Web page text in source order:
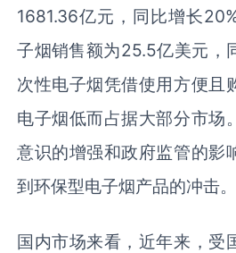
1681.36亿元，同比增长
子烟销售额为25.5亿美元，
次性电子烟凭借使用方便且
电子烟低而占据大部分市场
意识的增强和政府监管的影
到环保型电子烟产品的冲击。
国内市场来看，近年来，受